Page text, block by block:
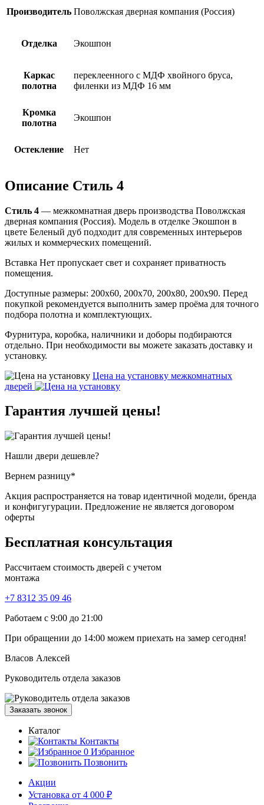
Производитель Поволжская дверная компания (Россия)
Отделка Экошпон
Каркас
полотна
переклеенного с МДФ хвойного бруса,
филенки из МДФ 16 мм
Кромка
полотна
Экошпон
Остекление Нет
Описание Стиль 4
Стиль 4 — межкомнатная дверь производства Поволжская
дверная компания (Россия). Модель в отделке Экошпон в
цвете Беленый дуб подходит для современных интерьеров
жилых и коммерческих помещений.
Вставка Нет пропускает свет и сохраняет приватность
помещения.
Доступные размеры: 200х60, 200х70, 200х80, 200х90. Перед
покупкой рекомендуется выполнить замер проёма для точного
подбора полотна и комплектующих.
Фурнитура, коробка, наличники и доборы подбираются
отдельно. При необходимости вы можете заказать доставку и
установку.
Цена на установку межкомнатных
дверей
Гарантия лучшей цены!
Нашли двери дешевле?
Вернем разницу*
Акция распространяется на товар идентичной модели, бренда
и конфигугурации. Предложение не является договором
оферты
Бесплатная консультация
Рассчитаем стоимость дверей с учетом
монтажа
+7 8312 35 09 46
Работаем с 9:00 до 21:00
При обращении до 14:00 можем приехать на замер сегодня!
Власов Алексей
Руководитель отдела заказов
Заказать звонок
Каталог
Контакты
0 Избранное
Позвонить
Акции
Установка от 4 000 ₽